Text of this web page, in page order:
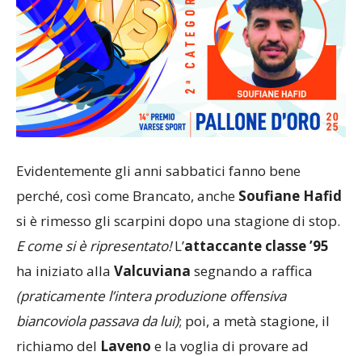
Evidentemente gli anni sabbatici fanno bene
perché, così come Brancato, anche Soufiane Hafid
si è rimesso gli scarpini dopo una stagione di stop.
E come si è ripresentato!L’attaccante classe ’95
ha iniziato alla Valcuviana segnando a raffica
(praticamente l’intera produzione offensiva
biancoviola passava da lui); poi, a metà stagione, il
richiamo del Laveno e la voglia di provare ad